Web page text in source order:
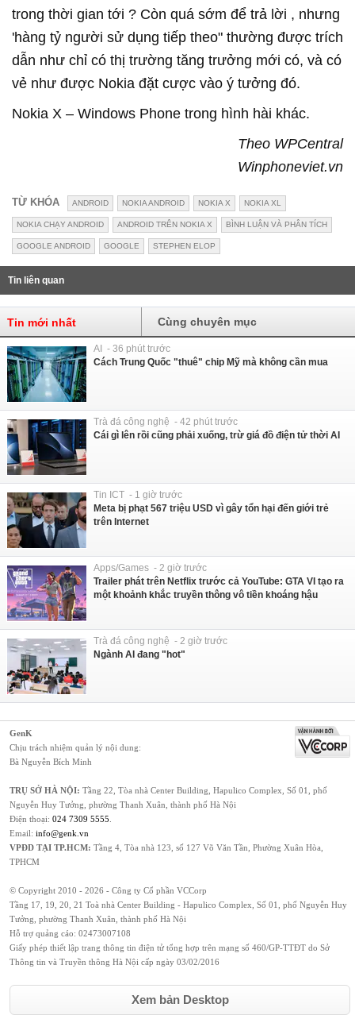
trong thời gian tới ? Còn quá sớm để trả lời , nhưng
'hàng tỷ người sử dụng tiếp theo" thường được trích
dẫn như chỉ có thị trường tăng trưởng mới có, và có
vẻ như được Nokia đặt cược vào ý tưởng đó.
Nokia X – Windows Phone trong hình hài khác.
Theo WPCentral
Winphoneviet.vn
TỪ KHÓA ANDROID NOKIA ANDROID NOKIA X NOKIA XL
NOKIA CHẠY ANDROID ANDROID TRÊN NOKIA X BÌNH LUẬN VÀ PHÂN TÍCH
GOOGLE ANDROID GOOGLE STEPHEN ELOP
Tin liên quan
Tin mới nhất Cùng chuyên mục
AI - 36 phút trước
Cách Trung Quốc "thuê" chip Mỹ mà không cần mua
Trà đá công nghệ - 42 phút trước
Cái gì lên rồi cũng phải xuống, trừ giá đồ điện tử thời AI
Tin ICT - 1 giờ trước
Meta bị phạt 567 triệu USD vì gây tổn hại đến giới trẻ
trên Internet
Apps/Games - 2 giờ trước
Trailer phát trên Netflix trước cả YouTube: GTA VI tạo ra
một khoảnh khắc truyền thông vô tiền khoáng hậu
Trà đá công nghệ - 2 giờ trước
Ngành AI đang "hot"
GenK
Chịu trách nhiệm quản lý nội dung:
Bà Nguyễn Bích Minh
TRỤ SỞ HÀ NỘI: Tầng 22, Tòa nhà Center Building, Hapulico Complex, Số 01, phố
Nguyễn Huy Tưởng, phường Thanh Xuân, thành phố Hà Nội
Điện thoại: 024 7309 5555
Email: info@genk.vn
VPĐD TẠI TP.HCM: Tầng 4, Tòa nhà 123, số 127 Võ Văn Tần, Phường Xuân Hòa,
TPHCM
© Copyright 2010 - 2026 - Công ty Cổ phần VCCorp
Tầng 17, 19, 20, 21 Toà nhà Center Building - Hapulico Complex, Số 01, phố Nguyễn Huy
Tưởng, phường Thanh Xuân, thành phố Hà Nội
Hỗ trợ quảng cáo: 02473007108
Giấy phép thiết lập trang thông tin điện tử tổng hợp trên mạng số 460/GP-TTĐT do Sở
Thông tin và Truyền thông Hà Nội cấp ngày 03/02/2016
Xem bản Desktop